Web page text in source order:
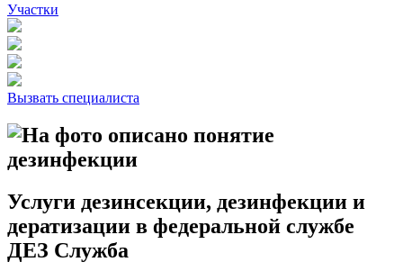
Участки
Вызвать специалиста
Услуги дезинсекции, дезинфекции и
дератизации в федеральной службе
ДЕЗ Служба